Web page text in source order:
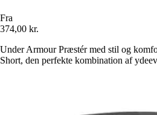
Fra
374,00 kr.
Under Armour Præstér med stil og
Short, den perfekte kombination af